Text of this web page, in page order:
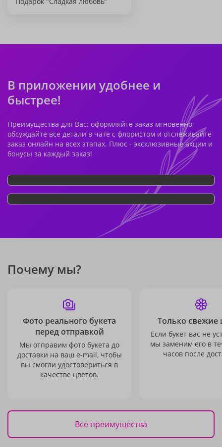
В приложении удобнее и
быстрее!
Преимущества для Вас: оформляйте заказ мгновенно,
обсуждайте все детали в чате с флористом и отслеживайте
заказ онлайн на всех этапах. Плюс - эксклюзивные акции и
бонусы за каждый заказ!
Почему мы?
Фото реального букета
перед отправкой
Мы отправим фото букета до
доставки на ваш e-mail, чтобы
вы смогли удостовериться в
качестве цветов.
Только свежие
Если букет вас не
мы заменим его в
часов после
Все преимущества